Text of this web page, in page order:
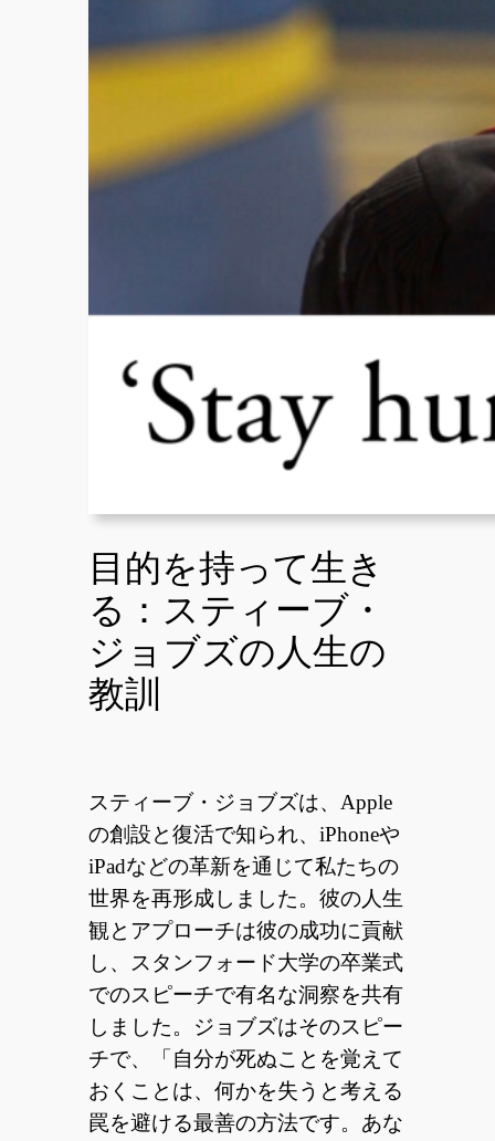
目的を持って生き
る：スティーブ・
ジョブズの人生の
教訓
スティーブ・ジョブズは、Apple
の創設と復活で知られ、iPhoneや
iPadなどの革新を通じて私たちの
世界を再形成しました。彼の人生
観とアプローチは彼の成功に貢献
し、スタンフォード大学の卒業式
でのスピーチで有名な洞察を共有
しました。ジョブズはそのスピー
チで、「自分が死ぬことを覚えて
おくことは、何かを失うと考える
罠を避ける最善の方法です。あな